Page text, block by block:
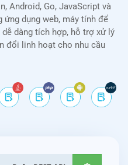
Android, Go, JavaScript và
ứng dụng web, máy tính để
dàng tích hợp, hỗ trợ xử lý
đổi linh hoạt cho nhu cầu